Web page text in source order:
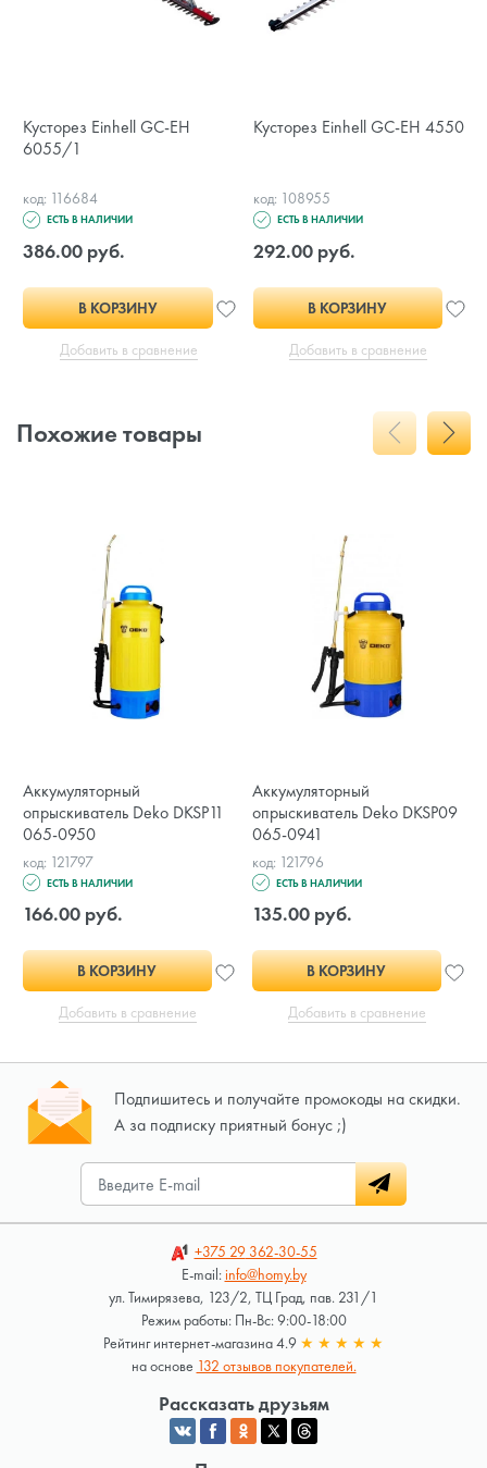
Кусторез Einhell GC-EH
6055/1
код: 116684
ЕСТЬ В НАЛИЧИИ
386.00 руб.
В КОРЗИНУ
Добавить в сравнение
Кусторез Einhell GC-EH 4550
код: 108955
ЕСТЬ В НАЛИЧИИ
292.00 руб.
В КОРЗИНУ
Добавить в сравнение
Похожие товары
Аккумуляторный
опрыскиватель Deko DKSP11
065-0950
код: 121797
ЕСТЬ В НАЛИЧИИ
166.00 руб.
В КОРЗИНУ
Добавить в сравнение
Аккумуляторный
опрыскиватель Deko DKSP09
065-0941
код: 121796
ЕСТЬ В НАЛИЧИИ
135.00 руб.
В КОРЗИНУ
Добавить в сравнение
Подпишитесь и получайте промокоды на скидки.
А за подписку приятный бонус ;)
+375 29362-30-55
E-mail:info@homy.by
ул. Тимирязева, 123/2, ТЦ Град, пав. 231/1
Режим работы: Пн-Вс: 9:00-18:00
Рейтинг интернет-магазина 4.9 ★ ★ ★ ★ ★
на основе 132 отзывов покупателей.
Рассказать друзьям